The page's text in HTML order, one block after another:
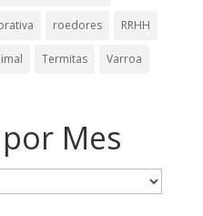
roedores RRHH
Termitas Varroa
Mes